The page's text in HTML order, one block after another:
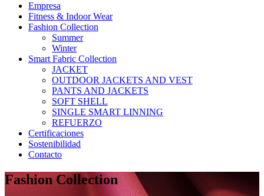
Empresa
Fitness & Indoor Wear
Fashion Collection
Summer
Winter
Smart Fabric Collection
JACKET
OUTDOOR JACKETS AND VEST
PANTS AND JACKETS
SOFT SHELL
SINGLE SMART LINNING
REFUERZO
Certificaciones
Sostenibilidad
Contacto
Fashion Collection